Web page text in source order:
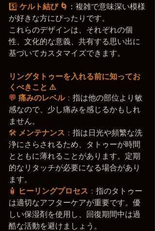
5️⃣ ケルト結び 🌀 ：複雑で意味深い模様
が好きな方にぴったりです。
これらのデザインは、それぞれの個
性、文化的な意義、共有する思い出に
基づいてカスタマイズできます。
リングタトゥーを入れる前に知ってお
くべきこと ⚠️
💬 痛みのレベル： 指は他の部位より敏
感なので、少し痛みを感じるかもしれ
ません。
🛠️ メンテナンス ： 指は日光や頻繁な洗
浄にさらされるため、タトゥーが時間
とともに薄れることがあります。定期
的なリタッチが必要になる場合があり
ます。
🧴
ヒーリングプロセス ： 指のタトゥー
は適切なアフターケアが重要です。優
しい保湿剤を使用し、回復期間中は過
酷な活動を避けましょう。